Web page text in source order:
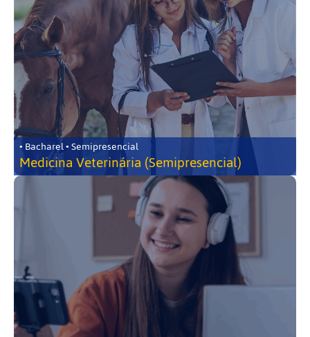
• Bacharel • Semipresencial
Medicina Veterinária (Semipresencial)